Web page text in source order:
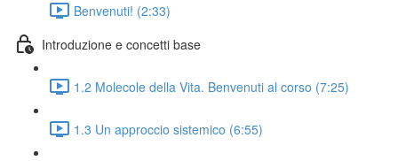
Benvenuti! (2:33)
Introduzione e concetti base
1.2 Molecole della Vita. Benvenuti al corso (7:25)
1.3 Un approccio sistemico (6:55)